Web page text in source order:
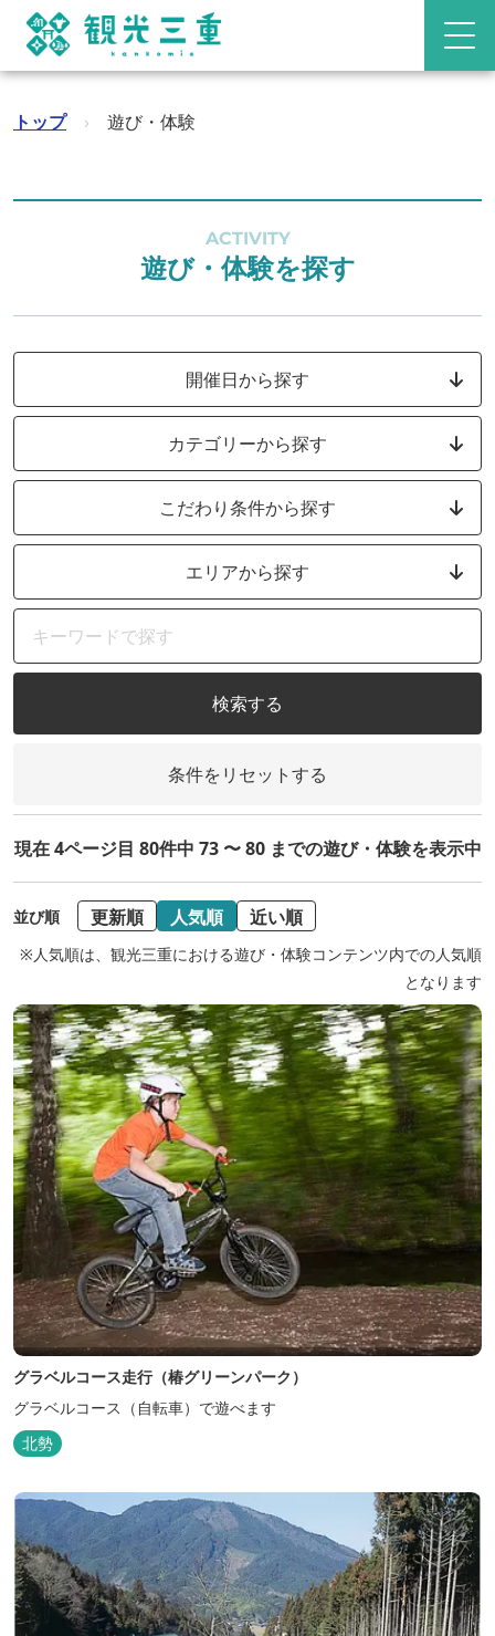
トップ › 遊び・体験
ACTIVITY
遊び・体験を探す
開催日から探す
カテゴリーから探す
こだわり条件から探す
エリアから探す
検索する
条件をリセットする
現在 4ページ目 80件中 73 〜 80 までの遊び・体験を表示中
並び順 更新順 人気順 近い順
※人気順は、観光三重における遊び・体験コンテンツ内での人気順
となります
グラベルコース走行（椿グリーンパーク）
グラベルコース（自転車）で遊べます
北勢